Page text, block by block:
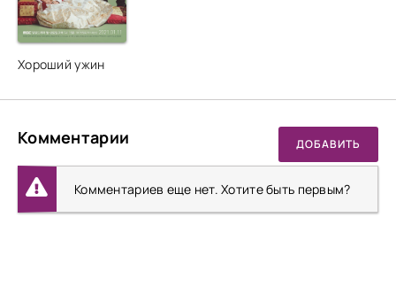
Хороший ужин
Комментарии ДОБАВИТЬ
Комментариев еще нет. Хотите быть первым?